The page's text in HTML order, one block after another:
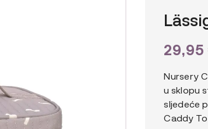
29,95
Nursery
u sklopu
sljedeće
Caddy